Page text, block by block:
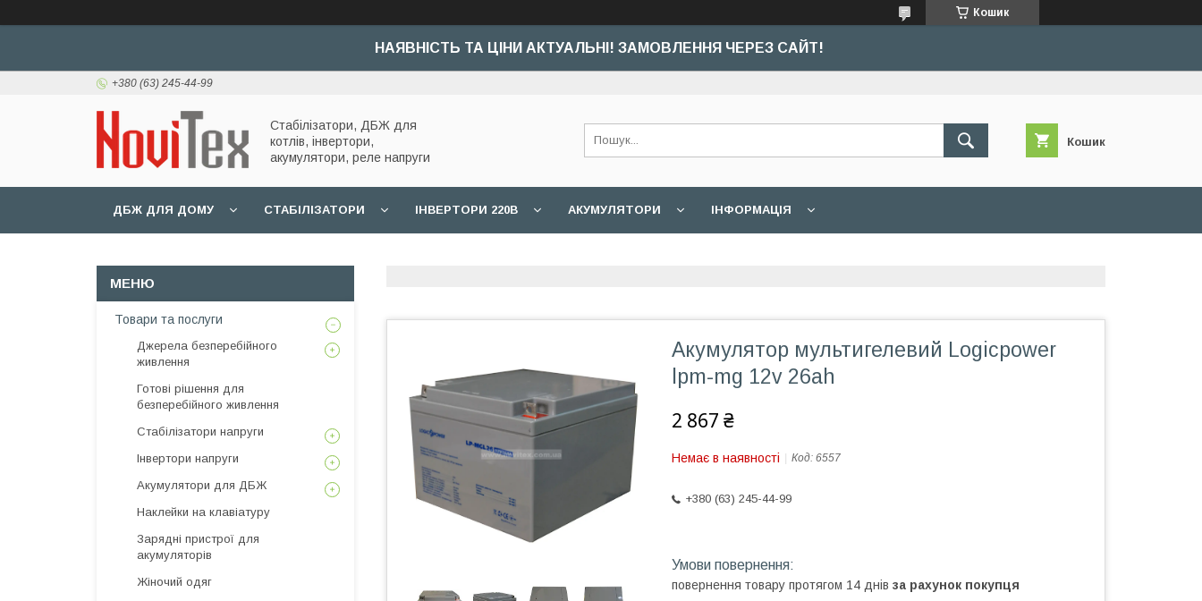
Кошик
НАЯВНІСТЬ ТА ЦІНИ АКТУАЛЬНІ! ЗАМОВЛЕННЯ ЧЕРЕЗ САЙТ!
+380 (63) 245-44-99
Стабілізатори, ДБЖ для
котлів, інвертори,
акумулятори, реле напруги
Кошик
ДБЖ ДЛЯ ДОМУ СТАБІЛІЗАТОРИ ІНВЕРТОРИ 220В АКУМУЛЯТОРИ ІНФОРМАЦІЯ
Акумулятор мультигелевий Logicpower
lpm-mg 12v 26ah
2 867 ₴
Немає в наявності Код: 6557
+380 (63) 245-44-99
повернення товару протягом 14 днів за рахунок покупця
Товари та послуги
Джерела безперебійного
живлення
Готові рішення для
безперебійного живлення
Стабілізатори напруги
Інвертори напруги
Акумулятори для ДБЖ
Наклейки на клавіатуру
Зарядні пристрої для
акумуляторів
Жіночий одяг